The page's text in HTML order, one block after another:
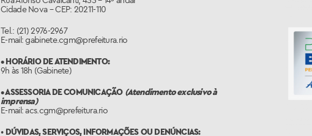
Cidade Nova – CEP: 20211-110
Tel.: (21) 2976-2967
E-mail: gabinete.cgm@prefeitura.rio
• HORÁRIO DE ATENDIMENTO:
9h às 18h (Gabinete)
• ASSESSORIA DE COMUNICAÇÃO (Atendimento exclusivo à
imprensa)
E-mail: acs.cgm@prefeitura.rio
•DÚVIDAS, SERVIÇOS, INFORMAÇÕES OU DENÚNCIAS: